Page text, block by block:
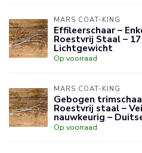
MARS COAT-KING
Effileerschaar –
Roestvrij Staal – 17
Lichtgewicht
Op voorraad
MARS COAT-KING
Gebogen
Roestvrij staal –
nauwkeurig –
Op voorraad